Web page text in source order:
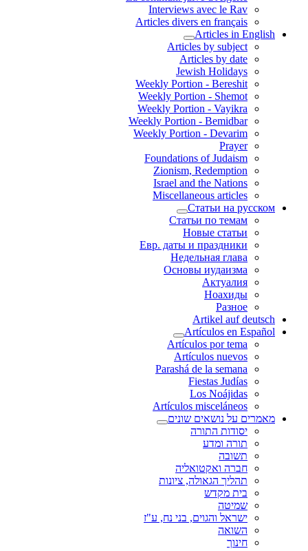
Interviews avec le Rav
Articles divers en français
Articles in English
Articles by subject
Articles by date
Jewish Holidays
Weekly Portion - Bereshit
Weekly Portion - Shemot
Weekly Portion - Vayikra
Weekly Portion - Bemidbar
Weekly Portion - Devarim
Prayer
Foundations of Judaism
Zionism, Redemption
Israel and the Nations
Miscellaneous articles
Статьи на русском
Статьи по темам
Новые статьи
Евр. даты и праздники
Недельная глава
Основы иудаизма
Актуалия
Ноахиды
Разное
Artikel auf deutsch
Artículos en Español
Artículos por tema
Artículos nuevos
Parashá de la semana
Fiestas Judías
Los Noájidas
Artículos misceláneos
מאמרים על נושאים שונים
יסודות התורה
תורה ומדע
תשובה
חברה ואקטואליה
תהליך הגאולה, ציונות
בית מקדש
שמיטה
ישראל והגוים, בני נח, ע"ז
השואה
חינוך